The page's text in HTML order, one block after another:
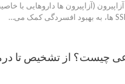
(آزاپیرون ها داروهایی با
چیست؟ از تشخیص تا